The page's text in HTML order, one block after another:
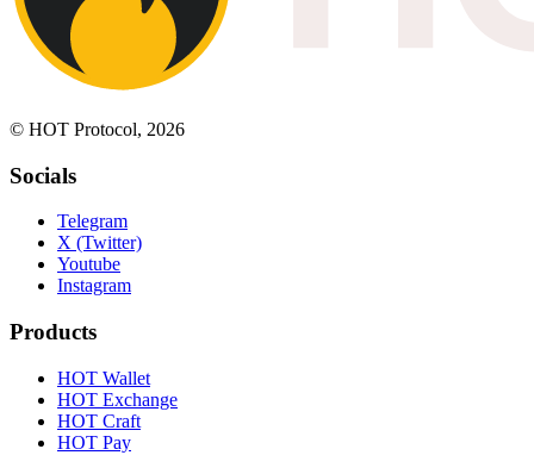
© HOT Protocol, 2026
Socials
Telegram
X (Twitter)
Youtube
Instagram
Products
HOT Wallet
HOT Exchange
HOT Craft
HOT Pay